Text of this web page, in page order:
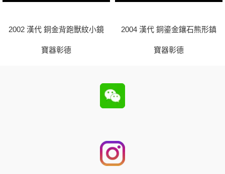
2002 漢代 銅金背跑獸紋小鏡
寶器彰德
2004 漢代 銅鎏金鑲石熊形鎮
寶器彰德